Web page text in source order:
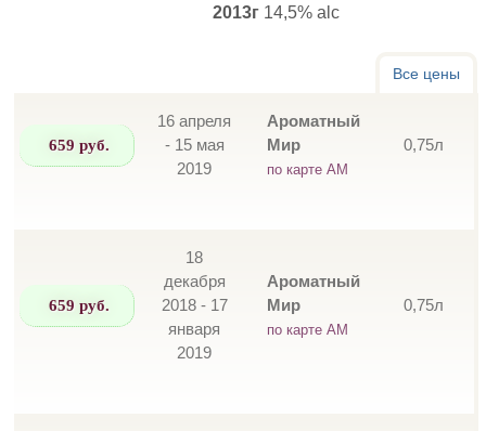
2013г 14,5% alc
Все цены
659 руб.
16 апреля
- 15 мая
2019
Ароматный
Мир
по карте АМ
0,75л
659 руб.
18
декабря
2018 - 17
января
2019
Ароматный
Мир
по карте АМ
0,75л